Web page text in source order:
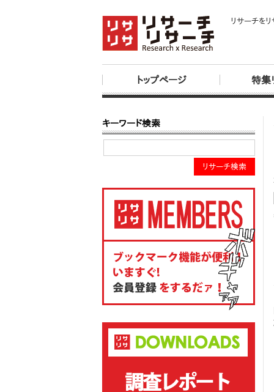
リサーチを
トップページ 特集
キーワード検索
リサーチ検索